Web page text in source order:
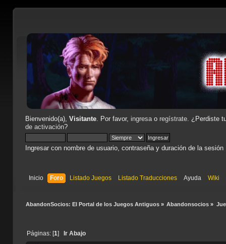
Bienvenido(a), Visitante. Por favor, ingresao regístrate. ¿Perdiste
de activación?
Ingresar con nombre de usuario, contraseña y duración de la sesión
Inicio Foro Listado Juegos Listado Traducciones Ayuda Wiki
AbandonSocios: El Portal de los Juegos Antiguos» Abandonsocios »
Páginas: [1] Ir Abajo